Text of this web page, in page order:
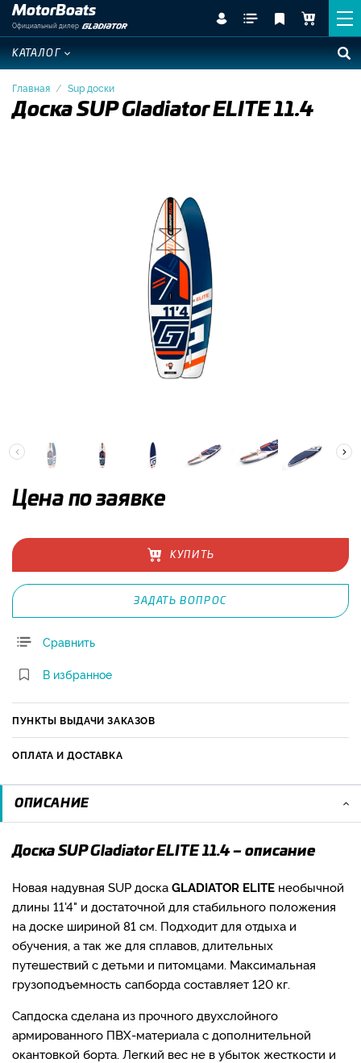
MotorBoats
Официальный дилер
КАТАЛОГ
Главная Sup доски
Доска SUP Gladiator ELITE 11.4
Цена по заявке
КУПИТЬ
ЗАДАТЬ ВОПРОС
Сравнить
В избранное
ПУНКТЫ ВЫДАЧИ ЗАКАЗОВ
ОПЛАТА И ДОСТАВКА
ОПИСАНИЕ
Доска SUP Gladiator ELITE 11.4 – описание
Новая надувная SUP доскаGLADIATOR ELITE необычной
длины 11'4" и достаточной для стабильного положения
на доске шириной 81 см. Подходит для отдыха и
обучения, а так же для сплавов, длительных
путешествий с детьми и питомцами. Максимальная
грузоподъемность сапборда составляет 120 кг.
Сапдоска сделана из прочного двухслойного
армированного ПВХ-материала с дополнительной
окантовкой борта. Легкий вес не в убыток жесткости и